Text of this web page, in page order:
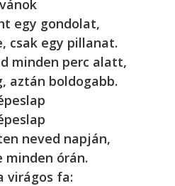
egy gondolat,
csak egy pillanat.
minden perc alatt,
aztán boldogabb.
neved napján,
minden órán.
virágos fa: